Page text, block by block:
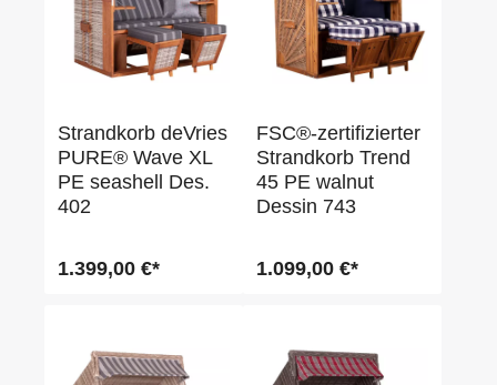
Strandkorb deVries
PURE® Wave XL
PE seashell Des.
402
1.399,00 €*
FSC®-zertifizierter
Strandkorb Trend
45 PE walnut
Dessin 743
1.099,00 €*